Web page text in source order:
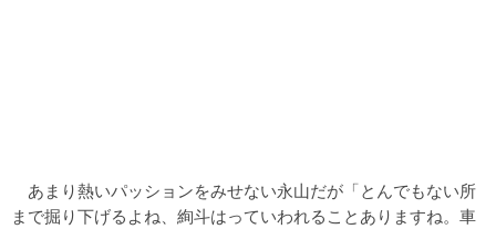
あまり熱いパッションをみせない永山だが「とんでもない所
まで掘り下げるよね、絢斗はっていわれることありますね。車